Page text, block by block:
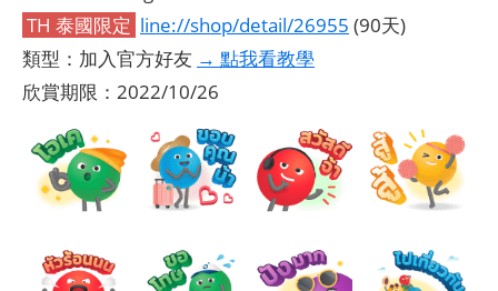
TH 泰國限定 line://shop/detail/26955 (90天)
類型：加入官方好友 → 點我看教學
欣賞期限：2022/10/26